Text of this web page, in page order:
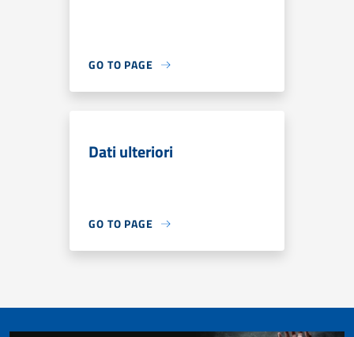
GO TO PAGE
Dati ulteriori
GO TO PAGE